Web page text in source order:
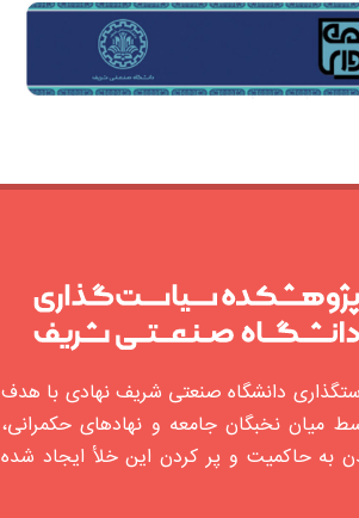
دانشگاه صنعتی شریف نهادی با هدف
میان نخبگان جامعه و نهادهای حکمرانی،
به حاکمیت و پر کردن این خلأ ایجاد شده‌